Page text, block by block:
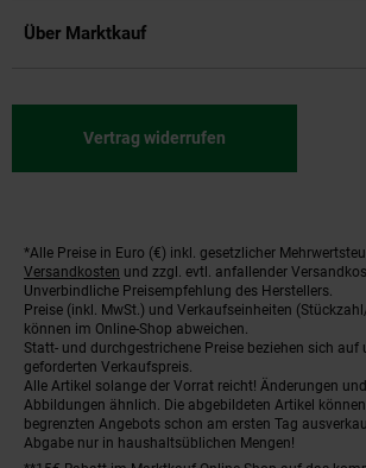
Über Marktkauf
Vertrag widerrufen
Fußnoten
*Alle Preise in Euro (€) inkl. gesetzlicher
Versandkosten und zzgl. evtl. anfallender
Unverbindliche Preisempfehlung des Herstellers.
Preise (inkl. MwSt.) und Verkaufseinheiten
können im Online-Shop abweichen.
Statt- und durchgestrichene Preise beziehen sich auf
geforderten Verkaufspreis.
Alle Artikel solange der Vorrat reicht! Änderungen
Abbildungen ähnlich. Die abgebildeten Artikel
begrenzten Angebots schon am ersten Tag
Abgabe nur in haushaltsüblichen Mengen!